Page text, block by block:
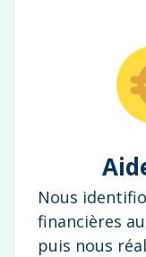
Nous
financières
puis nous